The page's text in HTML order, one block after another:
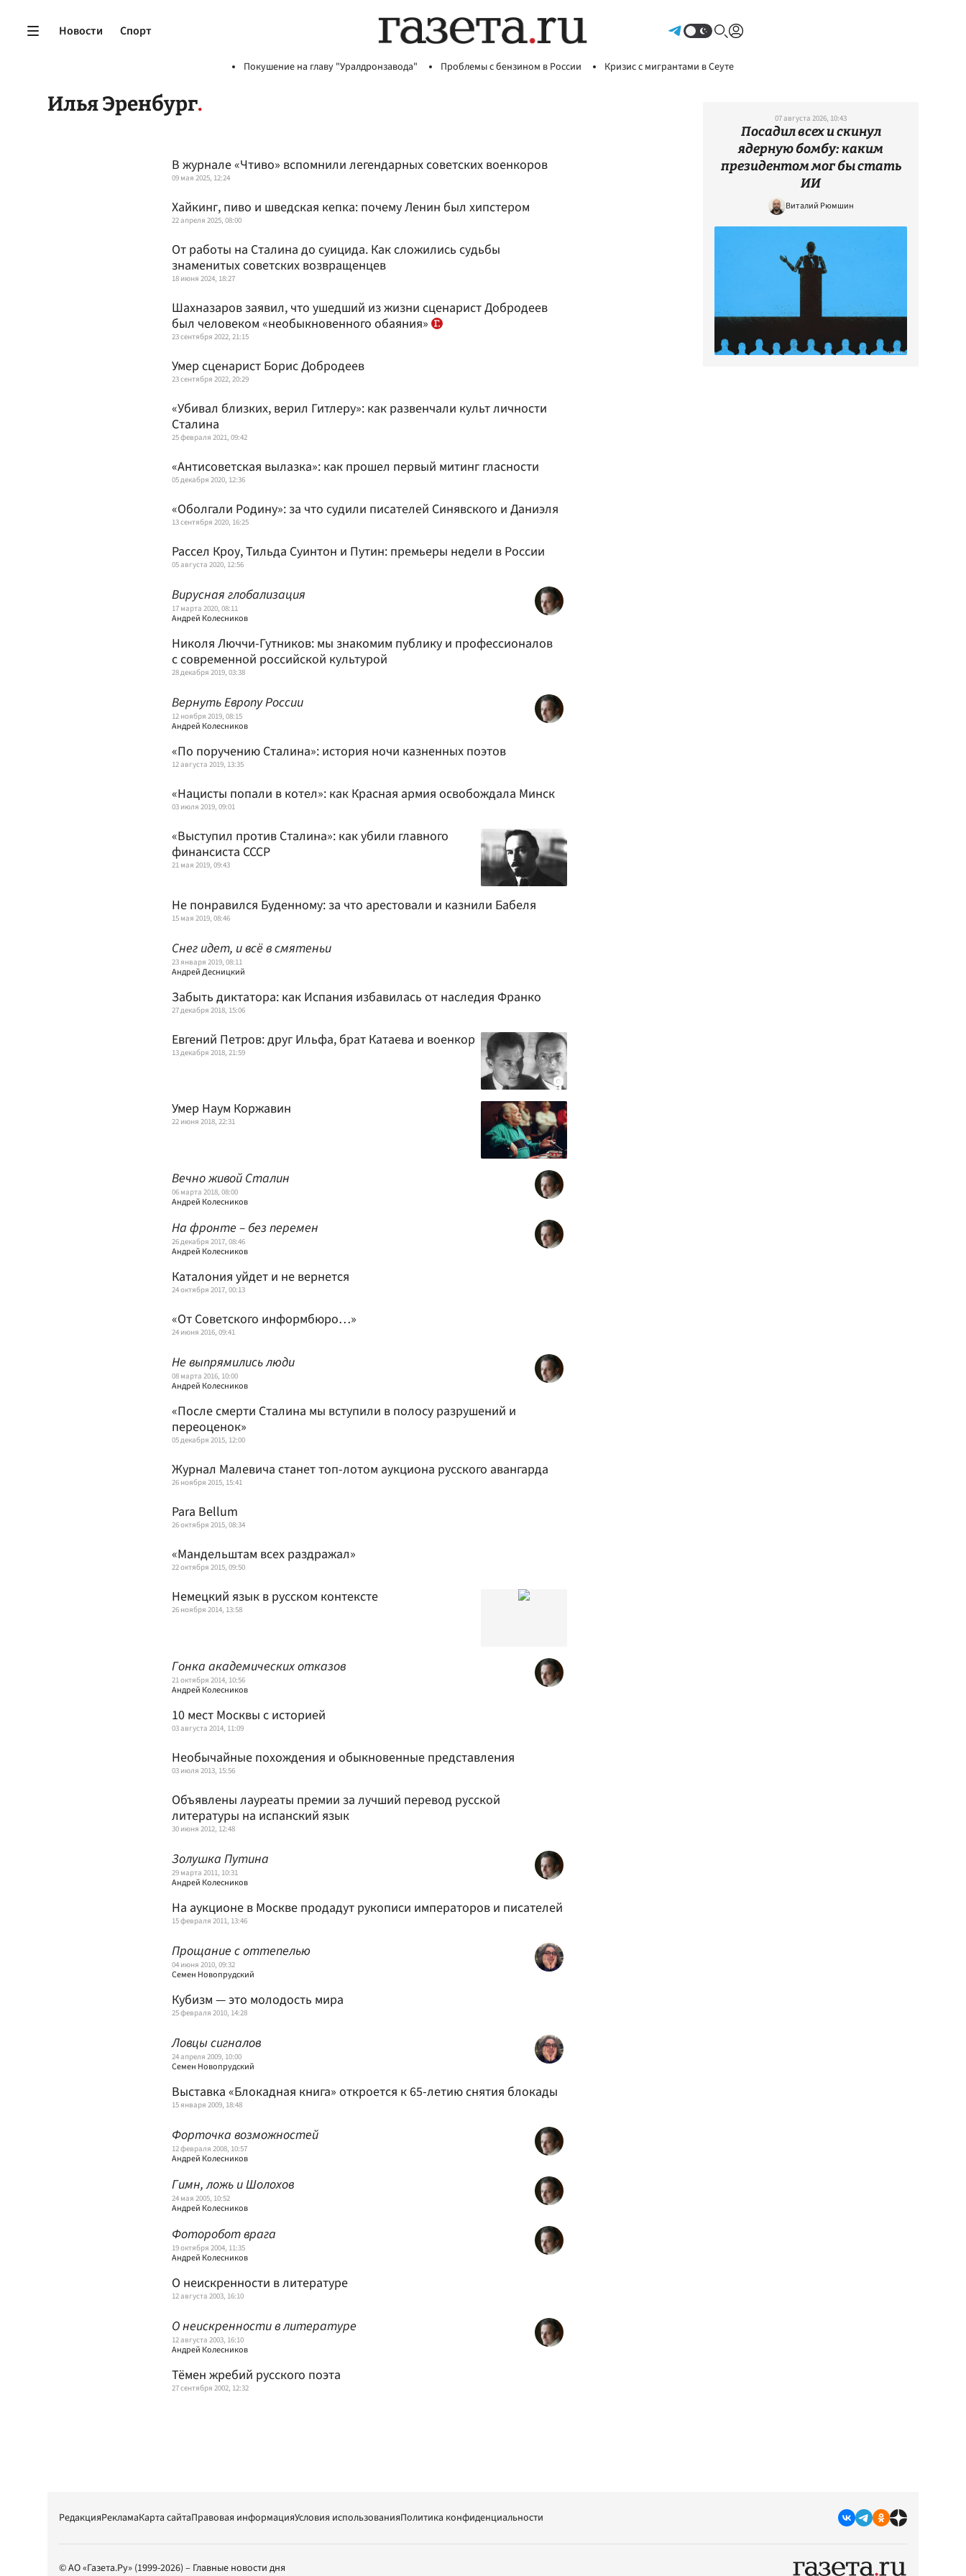
Новости Спорт
Покушение на главу "Уралдронзавода" Проблемы с бензином в России Кризис с мигрантами в Сеуте
Илья Эренбург
В журнале «Чтиво» вспомнили легендарных советских военкоров
09 мая 2025, 12:24
Хайкинг, пиво и шведская кепка: почему Ленин был хипстером
22 апреля 2025, 08:00
От работы на Сталина до суицида. Как сложились судьбы
знаменитых советских возвращенцев
18 июня 2024, 18:27
Шахназаров заявил, что ушедший из жизни сценарист Добродеев
был человеком «необыкновенного обаяния»
23 сентября 2022, 21:15
Умер сценарист Борис Добродеев
23 сентября 2022, 20:29
«Убивал близких, верил Гитлеру»: как развенчали культ личности
Сталина
25 февраля 2021, 09:42
«Антисоветская вылазка»: как прошел первый митинг гласности
05 декабря 2020, 12:36
«Оболгали Родину»: за что судили писателей Синявского и Даниэля
13 сентября 2020, 16:25
Рассел Кроу, Тильда Суинтон и Путин: премьеры недели в России
05 августа 2020, 12:56
Вирусная глобализация
17 марта 2020, 08:11
Андрей Колесников
Николя Люччи-Гутников: мы знакомим публику и профессионалов
с современной российской культурой
28 декабря 2019, 03:38
Вернуть Европу России
12 ноября 2019, 08:15
Андрей Колесников
«По поручению Сталина»: история ночи казненных поэтов
12 августа 2019, 13:35
«Нацисты попали в котел»: как Красная армия освобождала Минск
03 июля 2019, 09:01
«Выступил против Сталина»: как убили главного
финансиста СССР
21 мая 2019, 09:43
Не понравился Буденному: за что арестовали и казнили Бабеля
15 мая 2019, 08:46
Снег идет, и всё в смятеньи
23 января 2019, 08:11
Андрей Десницкий
Забыть диктатора: как Испания избавилась от наследия Франко
27 декабря 2018, 15:06
Евгений Петров: друг Ильфа, брат Катаева и военкор
13 декабря 2018, 21:59
Умер Наум Коржавин
22 июня 2018, 22:31
Вечно живой Сталин
06 марта 2018, 08:00
Андрей Колесников
На фронте – без перемен
26 декабря 2017, 08:46
Андрей Колесников
Каталония уйдет и не вернется
24 октября 2017, 00:13
«От Советского информбюро…»
24 июня 2016, 09:41
Не выпрямились люди
08 марта 2016, 10:00
Андрей Колесников
«После смерти Сталина мы вступили в полосу разрушений и
переоценок»
05 декабря 2015, 12:00
Журнал Малевича станет топ-лотом аукциона русского авангарда
26 ноября 2015, 15:41
Para Bellum
26 октября 2015, 08:34
«Мандельштам всех раздражал»
22 октября 2015, 09:50
Немецкий язык в русском контексте
26 ноября 2014, 13:58
Гонка академических отказов
21 октября 2014, 10:56
Андрей Колесников
10 мест Москвы с историей
03 августа 2014, 11:09
Необычайные похождения и обыкновенные представления
03 июля 2013, 15:56
Объявлены лауреаты премии за лучший перевод русской
литературы на испанский язык
30 июня 2012, 12:48
Золушка Путина
29 марта 2011, 10:31
Андрей Колесников
На аукционе в Москве продадут рукописи императоров и писателей
15 февраля 2011, 13:46
Прощание с оттепелью
04 июня 2010, 09:32
Семен Новопрудский
Кубизм — это молодость мира
25 февраля 2010, 14:28
Ловцы сигналов
24 апреля 2009, 10:00
Семен Новопрудский
Выставка «Блокадная книга» откроется к 65-летию снятия блокады
15 января 2009, 18:48
Форточка возможностей
12 февраля 2008, 10:57
Андрей Колесников
Гимн, ложь и Шолохов
24 мая 2005, 10:52
Андрей Колесников
Фоторобот врага
19 октября 2004, 11:35
Андрей Колесников
О неискренности в литературе
12 августа 2003, 16:10
О неискренности в литературе
12 августа 2003, 16:10
Андрей Колесников
Тёмен жребий русского поэта
27 сентября 2002, 12:32
07 августа 2026, 10:43
Посадил всех и скинул
ядерную бомбу: каким
президентом мог бы стать
ИИ
Виталий Рюмшин
РедакцияРекламаКарта сайтаПравовая информацияУсловия использованияПолитика конфиденциальности
© АО «Газета.Ру» (1999-2026) – Главные новости дня